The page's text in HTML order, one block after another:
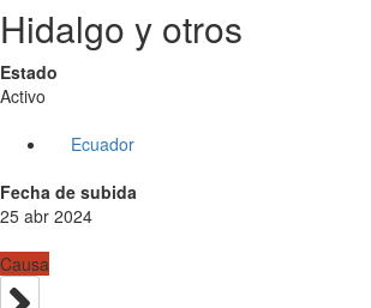
Hidalgo y otros
Estado
Activo
Ecuador
Fecha de subida
25 abr 2024
Causa